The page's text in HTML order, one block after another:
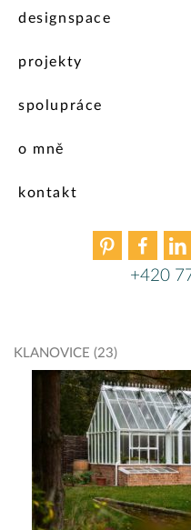
+420
designspace
projekty
spolupráce
o mně
kontakt
KLANOVICE (23)